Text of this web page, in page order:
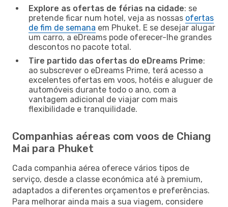
Explore as ofertas de férias na cidade: se
pretende ficar num hotel, veja as nossas ofertas
de fim de semana em Phuket. E se desejar alugar
um carro, a eDreams pode oferecer-lhe grandes
descontos no pacote total.
Tire partido das ofertas do eDreams Prime:
ao subscrever o eDreams Prime, terá acesso a
excelentes ofertas em voos, hotéis e aluguer de
automóveis durante todo o ano, com a
vantagem adicional de viajar com mais
flexibilidade e tranquilidade.
Companhias aéreas com voos de Chiang
Mai para Phuket
Cada companhia aérea oferece vários tipos de
serviço, desde a classe económica até à premium,
adaptados a diferentes orçamentos e preferências.
Para melhorar ainda mais a sua viagem, considere